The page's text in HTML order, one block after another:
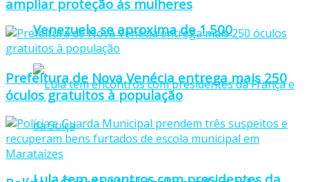
Venezuela se aproxima de 1.500
ampliar proteção às mulheres
Prefeitura de Nova Venécia entrega mais 250
óculos gratuitos à população